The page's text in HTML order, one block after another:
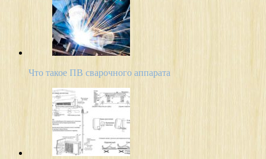
Что такое ПВ сварочного аппарата